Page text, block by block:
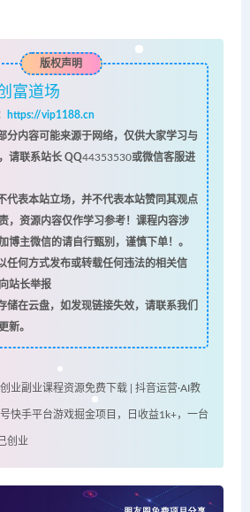
版权声明
富道场
https://vip1188.cn
分内容可能来源于网络，仅供大家学习与
请联系站长 QQ44353530或微信客服进
代表本站立场，并不代表本站赞同其观点
，资源内容仅作学习参考！课程内容涉
博主微信的请自行甄别，谨慎下单！。
任何方式发布或转载任何违法的相关信
站长举报
储在云盘，如发现链接失效，请联系我们
新。
业副业课程资源免费下载 | 抖音运营·AI教
快手平台游戏掘金项目，日收益1k+，一台
创业